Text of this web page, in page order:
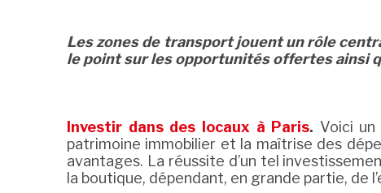
Les zones de transport jouent un rôle
le point sur les opportunités offertes ainsi
Investir dans des locaux à Paris. Voici
patrimoine immobilier et la maîtrise des
avantages. La réussite d’un tel
la boutique, dépendant, en grande partie, de